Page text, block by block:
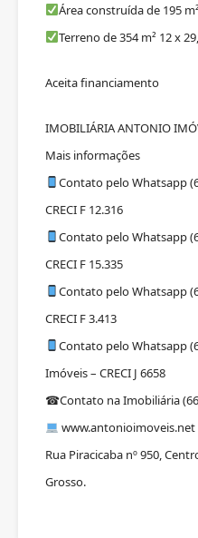
Área construída de 195 m²
Terreno de 354 m² 12 x
Aceita financiamento
IMOBILIÁRIA ANTONIO
Mais informações
Contato pelo Whatsapp
CRECI F 12.316
Contato pelo Whatsapp
CRECI F 15.335
Contato pelo Whatsapp
CRECI F 3.413
Contato pelo Whatsapp
Imóveis – CRECI J 6658
☎Contato na Imobiliária
www.antonioimoveis.net
Rua Piracicaba nº 950,
Grosso.